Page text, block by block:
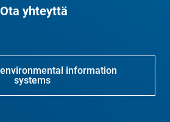
Ota yhteyttä
information
systems